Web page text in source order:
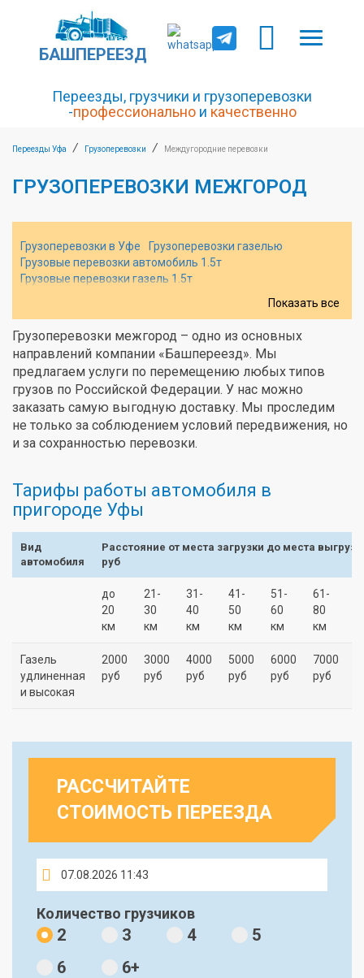
БАШПЕРЕЕЗД
Переезды, грузчики и грузоперевозки
-профессиональнои качественно
Переезды Уфа / Грузоперевозки / Междугородние перевозки
ГРУЗОПЕРЕВОЗКИ МЕЖГОРОД
Грузоперевозки в Уфе
Грузоперевозки газелью
Грузовые перевозки автомобиль 1.5т
Грузовые перевозки газель 1.5т
Грузоперевозки межгород
Заказать пригородные грузоперевозки
Заказать грузовое такси газель
Показать все
Грузоперевозки межгород – одно из основных
направлений компании «Башпереезд». Мы
предлагаем услуги по перемещению любых типов
грузов по Российской Федерации. У нас можно
заказать самую выгодную доставку. Мы проследим
не только за соблюдением условий передвижения, но
и за сохранностью перевозки.
Тарифы работы автомобиля в
пригороде Уфы
Вид
автомобиля
Расстояние от места загрузки до места
руб
до
20
км
21-
30
км
31-
40
км
41-
50
км
51-
60
км
61-
80
км
Газель
удлиненная
и высокая
2000
руб
3000
руб
4000
руб
5000
руб
6000
руб
7000
руб
РАССЧИТАЙТЕ
СТОИМОСТЬ ПЕРЕЕЗДА
Количество грузчиков
2 3 4
5
6
6+